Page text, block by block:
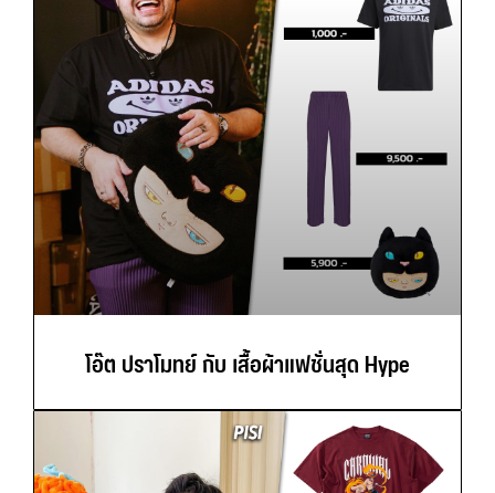
โอ๊ต ปราโมทย์ กับ เสื้อผ้าแฟชั่นสุด Hype